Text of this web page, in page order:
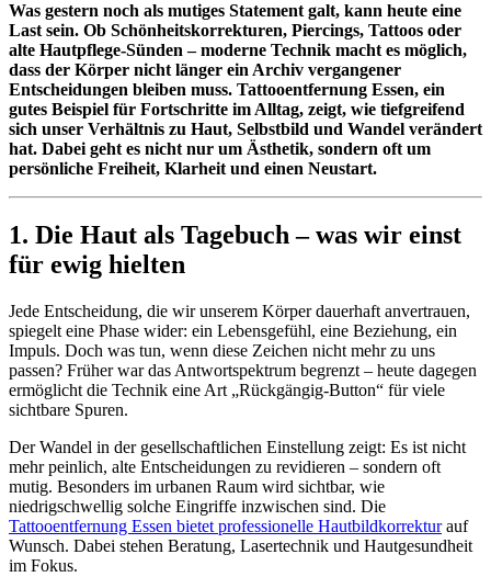
Was gestern noch als mutiges Statement galt, kann heute eine
Last sein. Ob Schönheitskorrekturen, Piercings, Tattoos oder
alte Hautpflege-Sünden – moderne Technik macht es möglich,
dass der Körper nicht länger ein Archiv vergangener
Entscheidungen bleiben muss. Tattooentfernung Essen, ein
gutes Beispiel für Fortschritte im Alltag, zeigt, wie tiefgreifend
sich unser Verhältnis zu Haut, Selbstbild und Wandel verändert
hat. Dabei geht es nicht nur um Ästhetik, sondern oft um
persönliche Freiheit, Klarheit und einen Neustart.
1. Die Haut als Tagebuch – was wir einst
für ewig hielten
Jede Entscheidung, die wir unserem Körper dauerhaft anvertrauen,
spiegelt eine Phase wider: ein Lebensgefühl, eine Beziehung, ein
Impuls. Doch was tun, wenn diese Zeichen nicht mehr zu uns
passen? Früher war das Antwortspektrum begrenzt – heute dagegen
ermöglicht die Technik eine Art „Rückgängig-Button“ für viele
sichtbare Spuren.
Der Wandel in der gesellschaftlichen Einstellung zeigt: Es ist nicht
mehr peinlich, alte Entscheidungen zu revidieren – sondern oft
mutig. Besonders im urbanen Raum wird sichtbar, wie
niedrigschwellig solche Eingriffe inzwischen sind. Die
Tattooentfernung Essen bietet professionelle Hautbildkorrekturauf
Wunsch. Dabei stehen Beratung, Lasertechnik und Hautgesundheit
im Fokus.